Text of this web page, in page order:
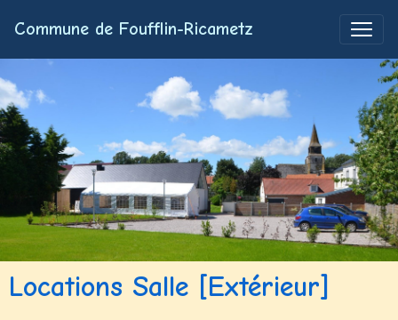
Commune de Foufflin-Ricametz
Locations Salle [Extérieur]